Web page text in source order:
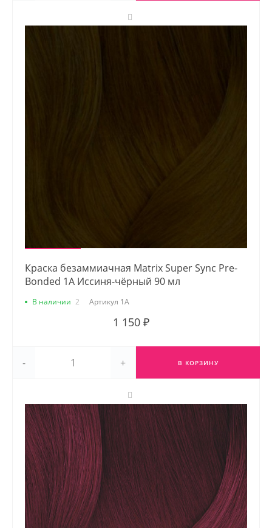
Краска безаммиачная Matrix Super Sync Pre-
Bonded 1A Иссиня-чёрный 90 мл
В наличии 2 Артикул 1A
1 150 ₽
- + В КОРЗИНУ